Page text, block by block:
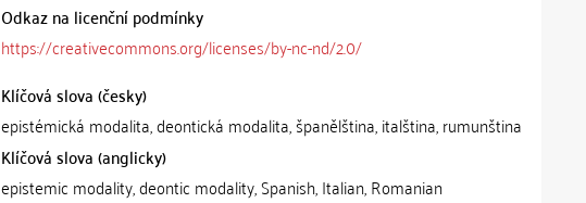
Odkaz na licenční podmínky
https://creativecommons.org/licenses/by-nc-nd/2.0/
Klíčová slova (česky)
epistémická modalita, deontická modalita, španělština, italština, rumunština
Klíčová slova (anglicky)
epistemic modality, deontic modality, Spanish, Italian, Romanian